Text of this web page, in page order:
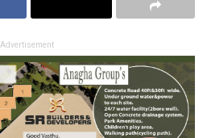
Advertisement